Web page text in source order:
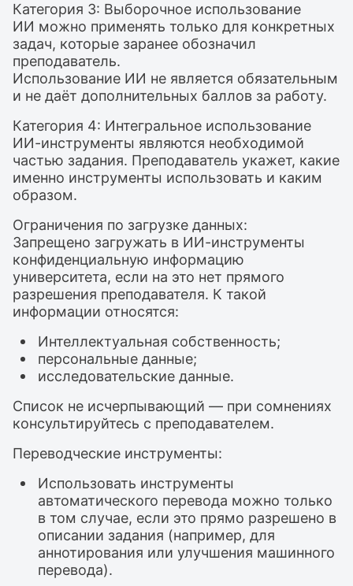
Категория 3: Выборочное использование
ИИ можно применять только для конкретных
задач, которые заранее обозначил
преподаватель.
Использование ИИ не является обязательным
и не даёт дополнительных баллов за работу.
Категория 4: Интегральное использование
ИИ-инструменты являются необходимой
частью задания. Преподаватель укажет, какие
именно инструменты использовать и каким
образом.
Ограничения по загрузке данных:
Запрещено загружать в ИИ-инструменты
конфиденциальную информацию
университета, если на это нет прямого
разрешения преподавателя. К такой
информации относятся:
Интеллектуальная собственность;
персональные данные;
исследовательские данные.
Список не исчерпывающий — при сомнениях
консультируйтесь с преподавателем.
Переводческие инструменты:
Использовать инструменты
автоматического перевода можно только
в том случае, если это прямо разрешено в
описании задания (например, для
аннотирования или улучшения машинного
перевода).